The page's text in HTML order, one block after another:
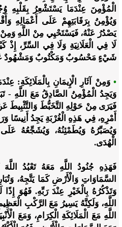
الْمُؤْمِنَ عِنْدَمَا يَسْتَشْعِرُ بِقَلْبِهِ
وَيُؤْمِنُ بِرَقَابَتِهِمْ عَلَى أَعْمَالِهِ
يَصْدُرُ عَنْهُ، فَيَسْتَحْيِي مِنْ اللَّهِ وَمِنْ
لَا فِي الْعَلَانِيَةِ وَلَا فِي السِّرِّ،
شَيْءٍ مَحْسُوبٌ وَمَكْتُوبٌ وَمَشْهُودٌ
• وَمِنْ آثَارِ الْإِيمَانِ بِالْمَلَائِكَةِ:
وَيَجِدُ الْمُؤْمِنُ الصَّادِقُ مَعَ اللَّهِ -
فَيَرَى مِنْ حَوْلِهِ التَّخَبُّطَ وَالتَّثْبِيطَ
أَمْرِهِ، فِي هَذِهِ الْغُرْبَةِ يَجِدُ أَنِيسًا
وَيُصَبِّرُهُ وَيُطَمْئِنُهُ، وَيُشَجِّعُهُ
الْهُدَى.
فَهَذِهِ جُنُودُ اللَّهِ مَعَهُ تَعْبُدُ
السَّمَاوَاتِ وَالْأَرْضِ كَمَا يَتَّجِهُ،
وَتَذْكُرُهُ بِالْخَيْرِ عِنْدَ رَبِّهِ. فَهُوَ
اللَّهِ، وَلَكِنَّهُ يَسِيرُ مَعَ الرَّكْبِ
اللَّهِ مَعَ الْمَلَائِكَةِ الْكِرَامِ، وَمَعَ